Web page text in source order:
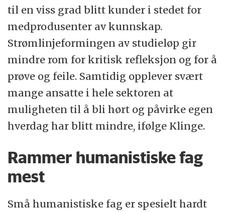
til en viss grad blitt kunder i stedet for
medprodusenter av kunnskap.
Strømlinjeformingen av studieløp gir
mindre rom for kritisk refleksjon og for å
prøve og feile. Samtidig opplever svært
mange ansatte i hele sektoren at
muligheten til å bli hørt og påvirke egen
hverdag har blitt mindre, ifølge Klinge.
Rammer humanistiske fag
mest
Små humanistiske fag er spesielt hardt